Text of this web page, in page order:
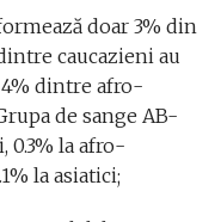
doar 3% din
caucazieni au
dintre afro-
de sange AB-
0.3% la afro-
la asiatici;